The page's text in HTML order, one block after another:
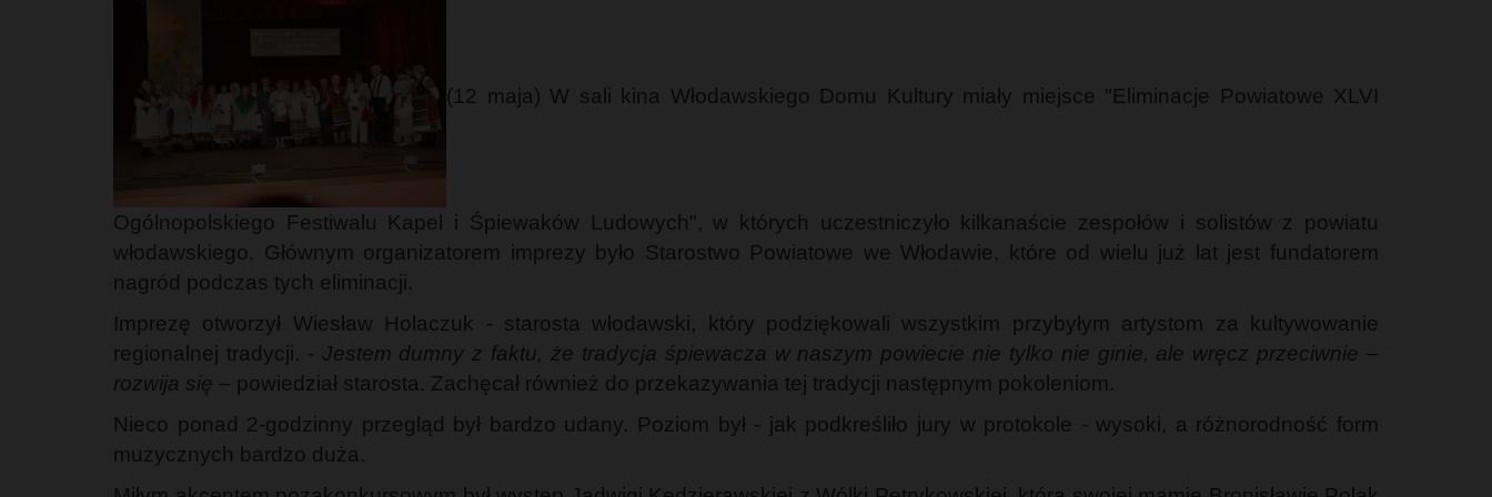
(12 maja) W sali kina Włodawskiego Domu Kultury miały miejsce "Eliminacje Powiatowe XLVI
Ogólnopolskiego Festiwalu Kapel i Śpiewaków Ludowych", w których uczestniczyło kilkanaście zespołów i solistów z powiatu
włodawskiego. Głównym organizatorem imprezy było Starostwo Powiatowe we Włodawie, które od wielu już lat jest fundatorem
nagród podczas tych eliminacji.
Imprezę otworzył Wiesław Holaczuk - starosta włodawski, który podziękowali wszystkim przybyłym artystom za kultywowanie
regionalnej tradycji. - Jestem dumny z faktu, że tradycja śpiewacza w naszym powiecie nie tylko nie ginie, ale wręcz przeciwnie –
rozwija się – powiedział starosta. Zachęcał również do przekazywania tej tradycji następnym pokoleniom.
Nieco ponad 2-godzinny przegląd był bardzo udany. Poziom był - jak podkreśliło jury w protokole - wysoki, a różnorodność form
muzycznych bardzo duża.